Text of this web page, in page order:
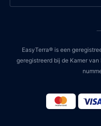
EasyTerra® is een
geregistreerd bij de Kamer